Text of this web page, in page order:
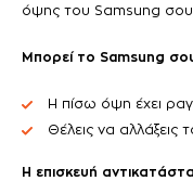
όψης του Samsung
Μπορεί το Samsung
Η πίσω όψη έχει
Θέλεις να
Η επισκευή